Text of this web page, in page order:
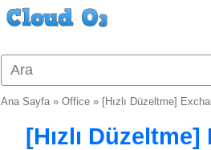
Ana Sayfa» Office» [Hızlı Düzeltme]
[Hızlı